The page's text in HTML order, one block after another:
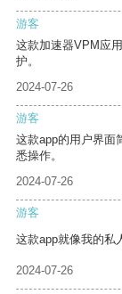
游客
这款加速器VPM应
护。
2024-07-26
游客
这款app的用户界面
悉操作。
2024-07-26
游客
这款app就像我的私
2024-07-26